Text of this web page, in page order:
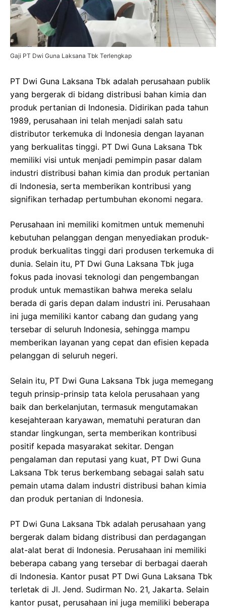
Gaji PT Dwi Guna Laksana Tbk Terlengkap
PT Dwi Guna Laksana Tbk adalah perusahaan publik
yang bergerak di bidang distribusi bahan kimia dan
produk pertanian di Indonesia. Didirikan pada tahun
1989, perusahaan ini telah menjadi salah satu
distributor terkemuka di Indonesia dengan layanan
yang berkualitas tinggi. PT Dwi Guna Laksana Tbk
memiliki visi untuk menjadi pemimpin pasar dalam
industri distribusi bahan kimia dan produk pertanian
di Indonesia, serta memberikan kontribusi yang
signifikan terhadap pertumbuhan ekonomi negara.
Perusahaan ini memiliki komitmen untuk memenuhi
kebutuhan pelanggan dengan menyediakan produk-
produk berkualitas tinggi dari produsen terkemuka di
dunia. Selain itu, PT Dwi Guna Laksana Tbk juga
fokus pada inovasi teknologi dan pengembangan
produk untuk memastikan bahwa mereka selalu
berada di garis depan dalam industri ini. Perusahaan
ini juga memiliki kantor cabang dan gudang yang
tersebar di seluruh Indonesia, sehingga mampu
memberikan layanan yang cepat dan efisien kepada
pelanggan di seluruh negeri.
Selain itu, PT Dwi Guna Laksana Tbk juga memegang
teguh prinsip-prinsip tata kelola perusahaan yang
baik dan berkelanjutan, termasuk mengutamakan
kesejahteraan karyawan, mematuhi peraturan dan
standar lingkungan, serta memberikan kontribusi
positif kepada masyarakat sekitar. Dengan
pengalaman dan reputasi yang kuat, PT Dwi Guna
Laksana Tbk terus berkembang sebagai salah satu
pemain utama dalam industri distribusi bahan kimia
dan produk pertanian di Indonesia.
PT Dwi Guna Laksana Tbk adalah perusahaan yang
bergerak dalam bidang distribusi dan perdagangan
alat-alat berat di Indonesia. Perusahaan ini memiliki
beberapa cabang yang tersebar di berbagai daerah
di Indonesia. Kantor pusat PT Dwi Guna Laksana Tbk
terletak di Jl. Jend. Sudirman No. 21, Jakarta. Selain
kantor pusat, perusahaan ini juga memiliki beberapa